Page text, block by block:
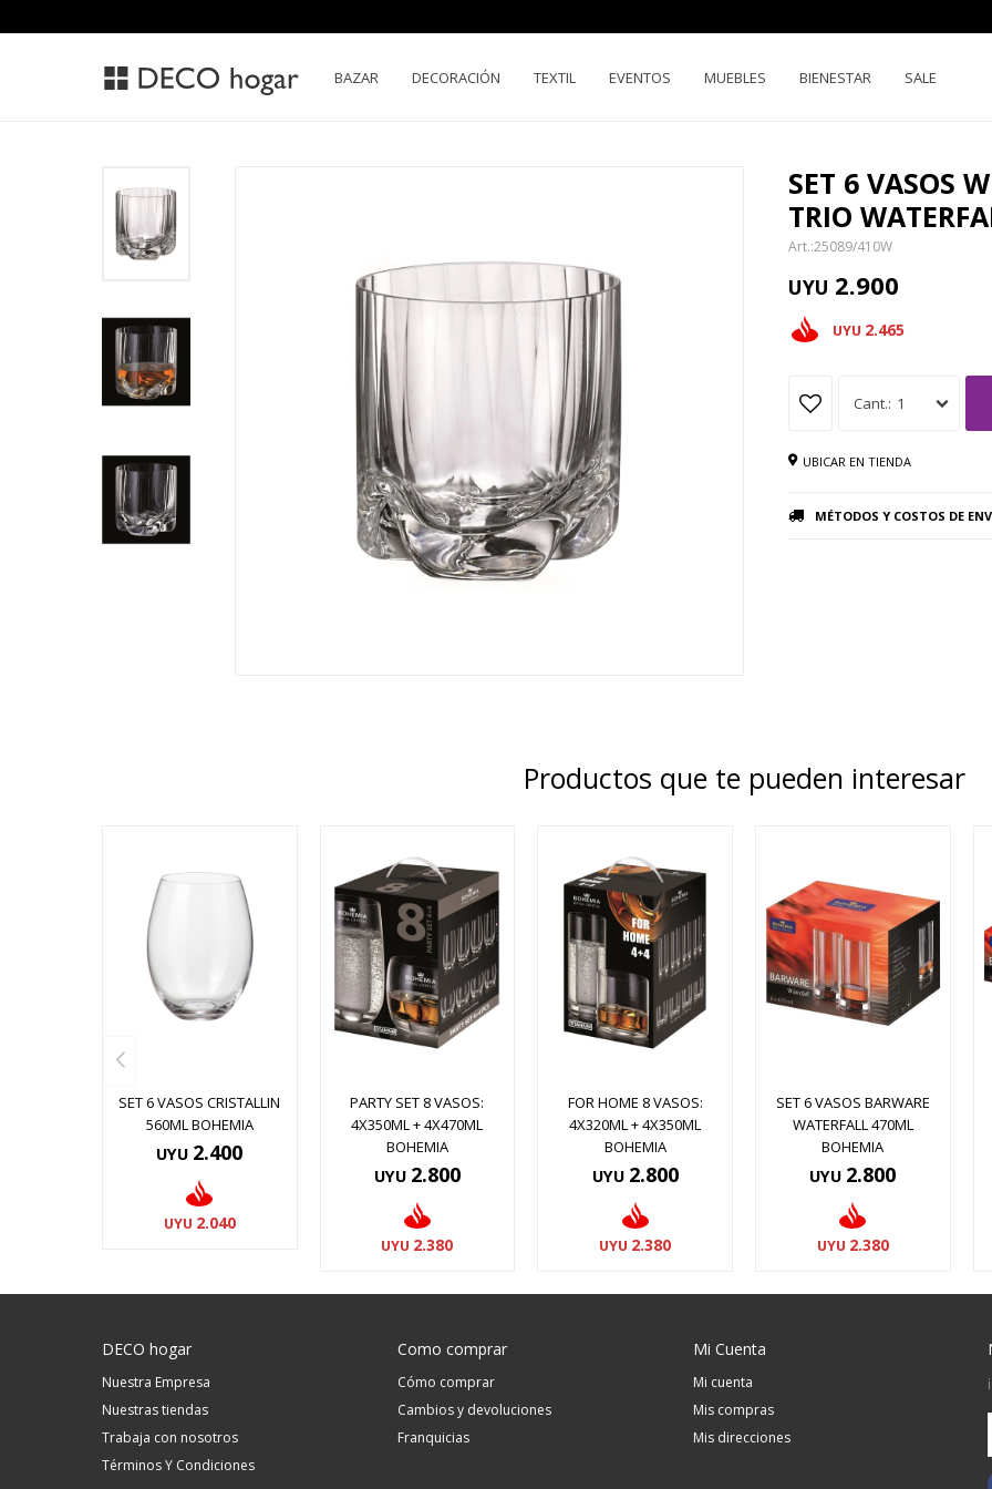
BAZAR DECORACIÓN TEXTIL EVENTOS MUEBLES BIENESTAR SALE
SET 6 VASOS
TRIO
25089/410W
UYU 2.900
UYU 2.465
1
UBICAR EN TIENDA
MÉTODOS Y COSTOS DE
Productos que te pueden interesar
SET 6 VASOS CRISTALLIN
560ML BOHEMIA
UYU 2.400
UYU 2.040
PARTY SET 8 VASOS:
4X350ML + 4X470ML
BOHEMIA
UYU 2.800
UYU 2.380
FOR HOME 8 VASOS:
4X320ML + 4X350ML
BOHEMIA
UYU 2.800
UYU 2.380
SET 6 VASOS BARWARE
WATERFALL 470ML
BOHEMIA
UYU 2.800
UYU 2.380
DECO hogar
Nuestra Empresa
Nuestras tiendas
Trabaja con nosotros
Términos Y Condiciones
Como comprar
Cómo comprar
Cambios y devoluciones
Franquicias
Mi Cuenta
Mi cuenta
Mis compras
Mis direcciones